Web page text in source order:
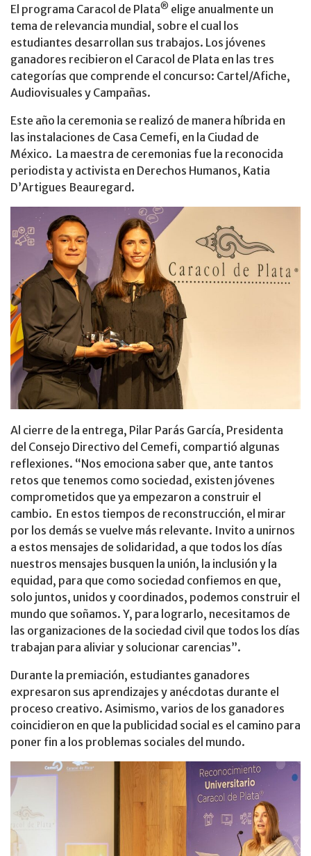
El programa Caracol de Plata® elige anualmente un
tema de relevancia mundial, sobre el cual los
estudiantes desarrollan sus trabajos. Los jóvenes
ganadores recibieron el Caracol de Plata en las tres
categorías que comprende el concurso: Cartel/Afiche,
Audiovisuales y Campañas.
Este año la ceremonia se realizó de manera híbrida en
las instalaciones de Casa Cemefi, en la Ciudad de
México. La maestra de ceremonias fue la reconocida
periodista y activista en Derechos Humanos, Katia
D’Artigues Beauregard.
Al cierre de la entrega, Pilar Parás García, Presidenta
del Consejo Directivo del Cemefi, compartió algunas
reflexiones. “Nos emociona saber que, ante tantos
retos que tenemos como sociedad, existen jóvenes
comprometidos que ya empezaron a construir el
cambio. En estos tiempos de reconstrucción, el mirar
por los demás se vuelve más relevante. Invito a unirnos
a estos mensajes de solidaridad, a que todos los días
nuestros mensajes busquen la unión, la inclusión y la
equidad, para que como sociedad confiemos en que,
solo juntos, unidos y coordinados, podemos construir el
mundo que soñamos. Y, para lograrlo, necesitamos de
las organizaciones de la sociedad civil que todos los días
trabajan para aliviar y solucionar carencias”.
Durante la premiación, estudiantes ganadores
expresaron sus aprendizajes y anécdotas durante el
proceso creativo. Asimismo, varios de los ganadores
coincidieron en que la publicidad social es el camino para
poner fin a los problemas sociales del mundo.